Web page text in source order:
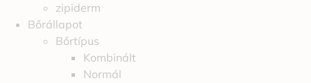
zipiderm
Bőrállapot
Bőrtípus
Kombinált
Normál